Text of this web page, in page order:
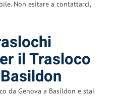
Non esitare a contattarci,
il Trasloco
da Genova a Basildon e stai